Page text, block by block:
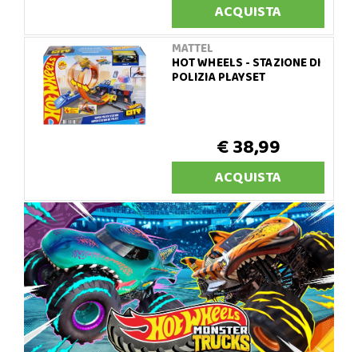
ACQUISTA
MATTEL
HOT WHEELS - STAZIONE DI
POLIZIA PLAYSET
€ 38,99
ACQUISTA